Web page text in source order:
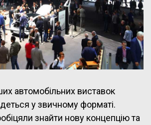
автомобільних виставок
у звичному форматі.
знайти нову концепцію та